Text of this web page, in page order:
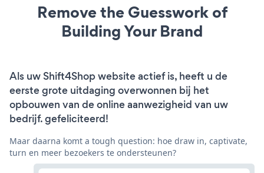
Remove the Guesswork of
Building Your Brand
Als uw Shift4Shop website actief is, heeft u de
eerste grote uitdaging overwonnen bij het
opbouwen van de online aanwezigheid van uw
bedrijf. gefeliciteerd!
Maar daarna komt a tough question: hoe draw in, captivate,
turn en meer bezoekers te ondersteunen?